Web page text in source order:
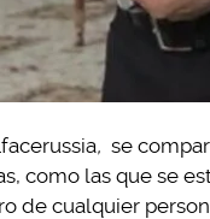
, se
como las que se
de cualquier